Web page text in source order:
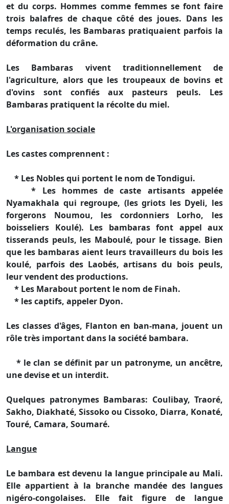
et du corps. Hommes comme femmes se font faire
trois balafres de chaque côté des joues. Dans les
temps reculés, les Bambaras pratiquaient parfois la
déformation du crâne.
Les Bambaras vivent traditionnellement de
l'agriculture, alors que les troupeaux de bovins et
d'ovins sont confiés aux pasteurs peuls. Les
Bambaras pratiquent la récolte du miel.
L'organisation sociale
Les castes comprennent :
* Les Nobles qui portent le nom de Tondigui.
* Les hommes de caste artisants appelée
Nyamakhala qui regroupe, (les griots les Dyeli, les
forgerons Noumou, les cordonniers Lorho, les
boisseliers Koulé). Les bambaras font appel aux
tisserands peuls, les Maboulé, pour le tissage. Bien
que les bambaras aient leurs travailleurs du bois les
koulé, parfois des Laobés, artisans du bois peuls,
leur vendent des productions.
* Les Marabout portent le nom de Finah.
* les captifs, appeler Dyon.
Les classes d'âges, Flanton en ban-mana, jouent un
rôle très important dans la société bambara.
* le clan se définit par un patronyme, un ancêtre,
une devise et un interdit.
Quelques patronymes Bambaras: Coulibay, Traoré,
Sakho, Diakhaté, Sissoko ou Cissoko, Diarra, Konaté,
Touré, Camara, Soumaré.
Langue
Le bambara est devenu la langue principale au Mali.
Elle appartient à la branche mandée des langues
nigéro-congolaises. Elle fait figure de langue